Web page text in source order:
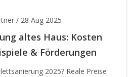
/ 28 Aug 2025
altes Haus: Kosten
& Förderungen
2025? Reale Preise